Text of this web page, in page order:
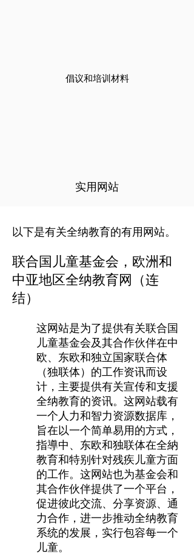
以下是有关全纳教育的有用网站。
联合国儿童基金会，欧洲和
中亚地区全纳教育网（连
结）
这网站是为了提供有关联合国
儿童基金会及其合作伙伴在中
欧、东欧和独立国家联合体
（独联体）的工作资讯而设
计，主要提供有关宣传和支援
全纳教育的资讯。这网站载有
一个人力和智力资源数据库，
旨在以一个简单易用的方式，
指導中、东欧和独联体在全納
教育和特别针对残疾儿童方面
的工作。这网站也为基金会和
其合作伙伴提供了一个平台，
促进彼此交流、分享资源、通
力合作，进一步推动全纳教育
系统的发展，实行包容每一个
儿童。
倡议和培训材料
实用网站